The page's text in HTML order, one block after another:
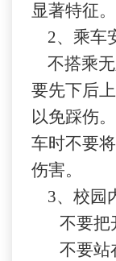
显著特征。
2、 乘车
不搭乘
要先下后
以免踩伤
车时不要
伤害。
3、 校园
不要把
不要站